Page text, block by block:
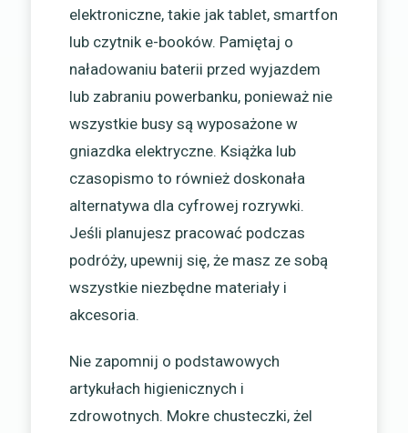
elektroniczne, takie jak tablet, smartfon
lub czytnik e-booków. Pamiętaj o
naładowaniu baterii przed wyjazdem
lub zabraniu powerbanku, ponieważ nie
wszystkie busy są wyposażone w
gniazdka elektryczne. Książka lub
czasopismo to również doskonała
alternatywa dla cyfrowej rozrywki.
Jeśli planujesz pracować podczas
podróży, upewnij się, że masz ze sobą
wszystkie niezbędne materiały i
akcesoria.
Nie zapomnij o podstawowych
artykułach higienicznych i
zdrowotnych. Mokre chusteczki, żel